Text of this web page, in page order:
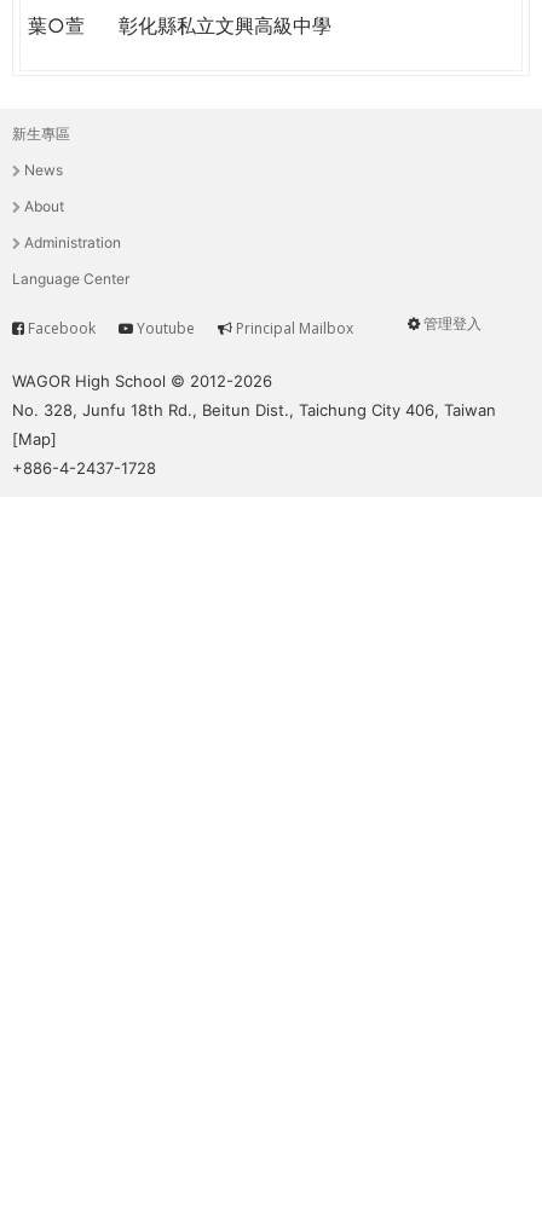
葉○萱
彰化縣私立文興高級中學
主
選
單
新生專區
News
About
Administration
Language Center
User
管理登入
Service
Facebook Youtube Principal Mailbox
WAGOR High School © 2012-2026
No. 328, Junfu 18th Rd., Beitun Dist., Taichung City 406, Taiwan
[Map]
+886-4-2437-1728